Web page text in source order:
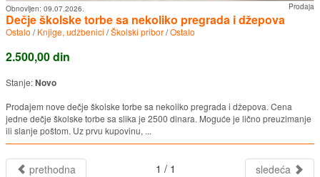
Prodaja
Obnovljen: 09.07.2026.
Dečje školske torbe sa nekoliko pregrada i džepova
Ostalo /Knjige, udžbenici /Školski pribor/Ostalo
2.500,00 din
Stanje:Novo
Prodajem nove dečje školske torbe sa nekoliko pregrada i džepova. Cena
jedne dečje školske torbe sa slika je 2500 dinara. Moguće je lično preuzimanje
ili slanje poštom. Uz prvu kupovinu, ...
prethodna 1 / 1 sledeća